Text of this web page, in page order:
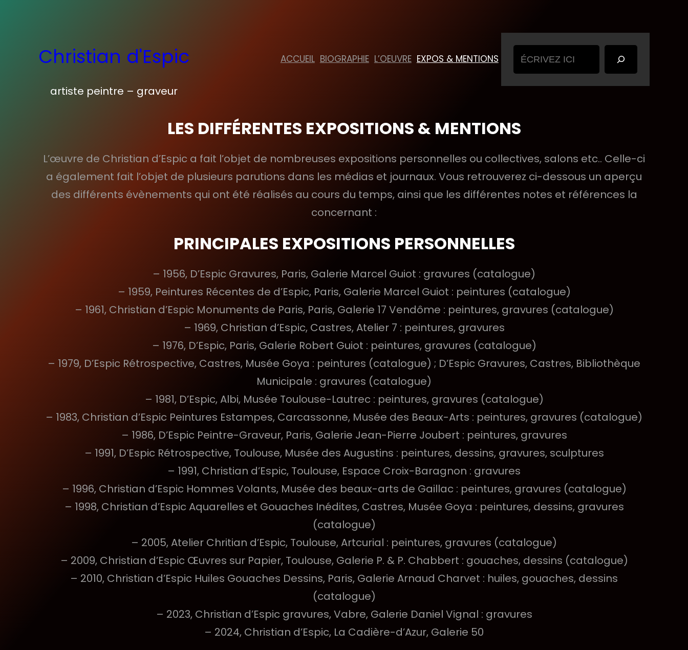
contenuChristian d'Espic
artiste peintre – graveur
ACCUEIL BIOGRAPHIE L’OEUVRE EXPOS & MENTIONS
Rechercher
LES DIFFÉRENTES EXPOSITIONS & MENTIONS
L’œuvre de Christian d’Espic a fait l’objet de nombreuses expositions personnelles ou collectives, salons etc.. Celle-ci
a également fait l’objet de plusieurs parutions dans les médias et journaux. Vous retrouverez ci-dessous un aperçu
des différents évènements qui ont été réalisés au cours du temps, ainsi que les différentes notes et références la
concernant :
PRINCIPALES EXPOSITIONS PERSONNELLES
– 1956, D’Espic Gravures, Paris, Galerie Marcel Guiot : gravures (catalogue)
– 1959, Peintures Récentes de d’Espic, Paris, Galerie Marcel Guiot : peintures (catalogue)
– 1961, Christian d’Espic Monuments de Paris, Paris, Galerie 17 Vendôme : peintures, gravures (catalogue)
– 1969, Christian d’Espic, Castres, Atelier 7 : peintures, gravures
– 1976, D’Espic, Paris, Galerie Robert Guiot : peintures, gravures (catalogue)
– 1979, D’Espic Rétrospective, Castres, Musée Goya : peintures (catalogue) ; D’Espic Gravures, Castres, Bibliothèque
Municipale : gravures (catalogue)
– 1981, D’Espic, Albi, Musée Toulouse-Lautrec : peintures, gravures (catalogue)
– 1983, Christian d’Espic Peintures Estampes, Carcassonne, Musée des Beaux-Arts : peintures, gravures (catalogue)
– 1986, D’Espic Peintre-Graveur, Paris, Galerie Jean-Pierre Joubert : peintures, gravures
– 1991, D’Espic Rétrospective, Toulouse, Musée des Augustins : peintures, dessins, gravures, sculptures
– 1991, Christian d’Espic, Toulouse, Espace Croix-Baragnon : gravures
– 1996, Christian d’Espic Hommes Volants, Musée des beaux-arts de Gaillac : peintures, gravures (catalogue)
– 1998, Christian d’Espic Aquarelles et Gouaches Inédites, Castres, Musée Goya : peintures, dessins, gravures
(catalogue)
– 2005, Atelier Chritian d’Espic, Toulouse, Artcurial : peintures, gravures (catalogue)
– 2009, Christian d’Espic Œuvres sur Papier, Toulouse, Galerie P. & P. Chabbert : gouaches, dessins (catalogue)
– 2010, Christian d’Espic Huiles Gouaches Dessins, Paris, Galerie Arnaud Charvet : huiles, gouaches, dessins
(catalogue)
– 2023, Christian d’Espic gravures, Vabre, Galerie Daniel Vignal : gravures
– 2024, Christian d’Espic, La Cadière-d’Azur, Galerie 50